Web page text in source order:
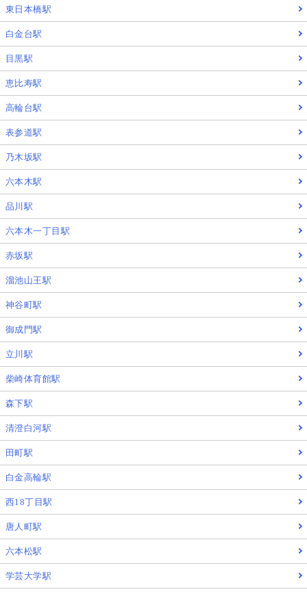
東日本橋駅
白金台駅
目黒駅
恵比寿駅
高輪台駅
表参道駅
乃木坂駅
六本木駅
品川駅
六本木一丁目駅
赤坂駅
溜池山王駅
神谷町駅
御成門駅
立川駅
柴崎体育館駅
森下駅
清澄白河駅
田町駅
白金高輪駅
西18丁目駅
唐人町駅
六本松駅
学芸大学駅